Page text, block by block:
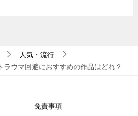
人気・流行
ラウマ回避におすすめの作品はどれ？
免責事項